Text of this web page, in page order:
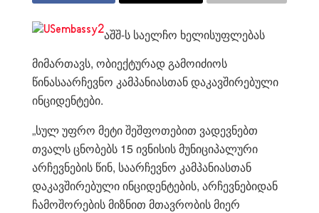
აშშ-ს საელჩო ხელისუფლებას
მიმართავს, ობიექტურად გამოიძიოს
წინასაარჩევნო კამპანიასთან დაკავშირებული
ინციდენტები.
„სულ უფრო მეტი შეშფოთებით ვადევნებთ
თვალს ცნობებს 15 ივნისის მუნიციპალური
არჩევნების წინ, საარჩევნო კამპანიასთან
დაკავშირებული ინციდენტების, არჩევნებიდან
ჩამოშორების მიზნით მთავრობის მიერ